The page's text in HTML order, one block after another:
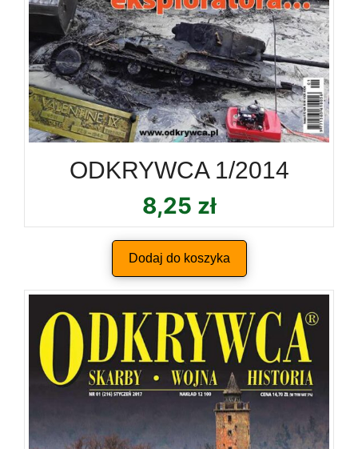
ODKRYWCA 1/2014
8,25 zł
Dodaj do koszyka